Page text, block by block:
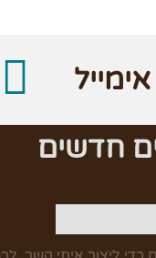
חדשים